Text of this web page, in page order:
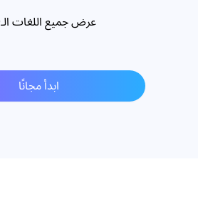
عرض جميع اللغات الـ100
ابدأ مجانًا